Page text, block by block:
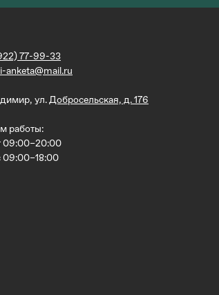
77-99-33
anketa@mail.ru
ул.Добросельская, д. 176
работы:
09:00–20:00
09:00–18:00